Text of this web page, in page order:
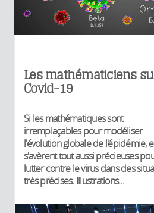
Les mathématiciens
Covid-19
Si les mathématiques sont
irremplaçables pour modéliser
l'évolution globale de l'épidémie,
s'avèrent tout aussi précieuses
lutter contre le virus dans des
très précises. Illustrations...